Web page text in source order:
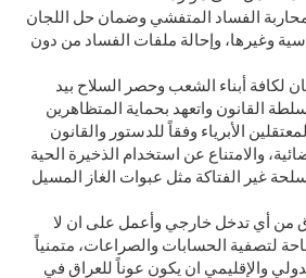
محاربة الفساد المتفشي وضمان حل اللجان
وغيرها، وإحالة ملفات الفساد من دون
لكافة أبناء الشعب وحصر السلاح بيد
القانون واتعهد بحماية المتظاهرين
الأبرياء وفقاً للدستور والقانون
والامتناع عن استخدام الذخيرة الحية
غير الفتاكة مثل عبوات الغاز المسيل
من أي تدخل خارجي وأعمل على ان لا
لتصفية الحسابات والصراعات، متمنياً
والإقليمي ان يكون عوناً للعراق في